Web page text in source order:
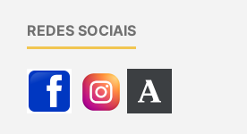
REDES SOCIAIS